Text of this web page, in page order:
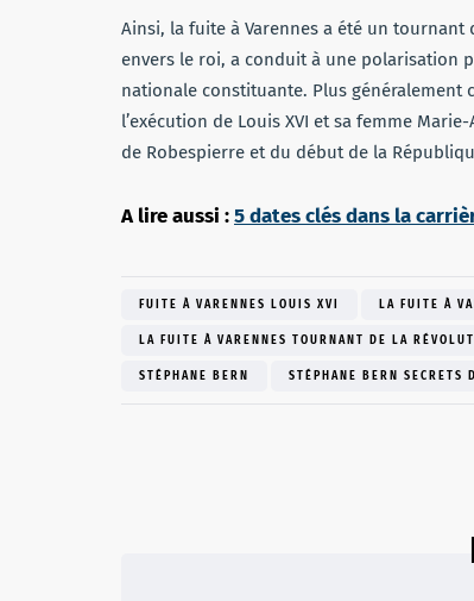
Ainsi, la fuite à Varennes a été un tournant
envers le roi, a conduit à une polarisation
nationale constituante. Plus généralement
l’exécution de Louis XVI et sa femme
de Robespierre et du début de la
A lire aussi :5 dates clés dans la
FUITE À VARENNES LOUIS XVI LA FUITE À
LA FUITE À VARENNES TOURNANT DE LA
STÉPHANE BERN STÉPHANE BERN SECRETS